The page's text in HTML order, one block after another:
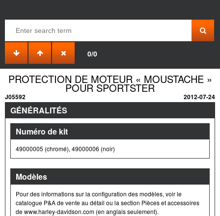
0/0
PROTECTION DE MOTEUR « MOUSTACHE »
POUR SPORTSTER
J05592 2012-07-24
GÉNÉRALITÉS
Numéro de kit
49000005 (chromé), 49000006 (noir)
Modèles
Pour des informations sur la configuration des modèles, voir le
catalogue P&A de vente au détail ou la section Pièces et accessoires
de www.harley-davidson.com (en anglais seulement).